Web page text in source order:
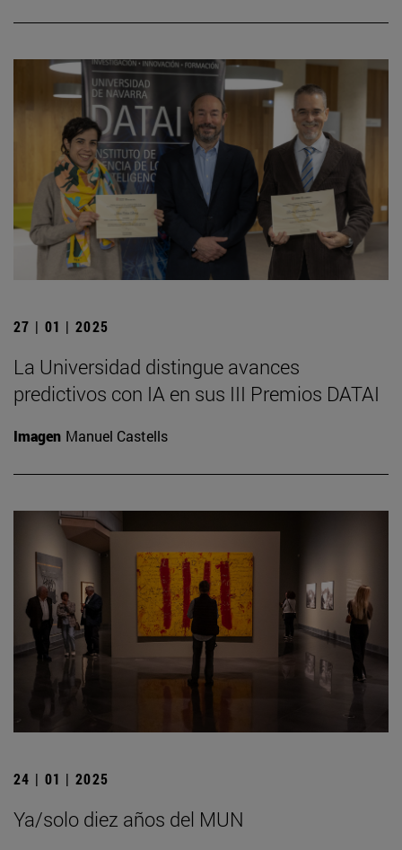
27 | 01 | 2025
La Universidad distingue avances
predictivos con IA en sus III Premios DATAI
Imagen Manuel Castells
24 | 01 | 2025
Ya/solo diez años del MUN